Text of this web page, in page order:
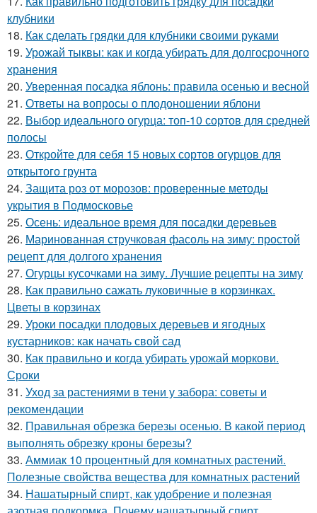
клубники
18. Как сделать грядки для клубники своими руками
19. Урожай тыквы: как и когда убирать для долгосрочного
хранения
20. Уверенная посадка яблонь: правила осенью и весной
21. Ответы на вопросы о плодоношении яблони
22. Выбор идеального огурца: топ-10 сортов для средней
полосы
23. Откройте для себя 15 новых сортов огурцов для
открытого грунта
24. Защита роз от морозов: проверенные методы
укрытия в Подмосковье
25. Осень: идеальное время для посадки деревьев
26. Маринованная стручковая фасоль на зиму: простой
рецепт для долгого хранения
27. Огурцы кусочками на зиму. Лучшие рецепты на зиму
28. Как правильно сажать луковичные в корзинках.
Цветы в корзинах
29. Уроки посадки плодовых деревьев и ягодных
кустарников: как начать свой сад
30. Как правильно и когда убирать урожай моркови.
Сроки
31. Уход за растениями в тени у забора: советы и
рекомендации
32. Правильная обрезка березы осенью. В какой период
выполнять обрезку кроны березы?
33. Аммиак 10 процентный для комнатных растений.
Полезные свойства вещества для комнатных растений
34. Нашатырный спирт, как удобрение и полезная